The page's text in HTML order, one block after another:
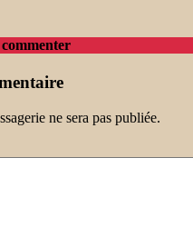
ne sera pas publiée.